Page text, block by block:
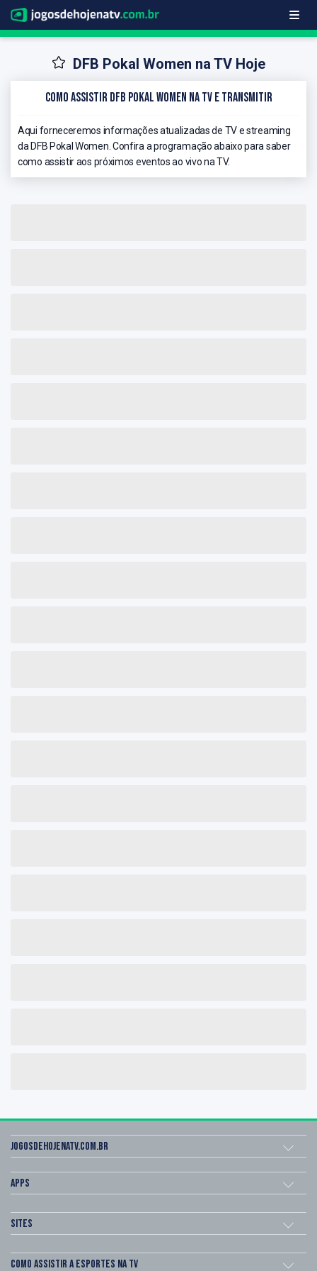
DFB Pokal Women na TV Hoje
Como Assistir DFB Pokal Women na TV e Transmitir
Aqui forneceremos informações atualizadas de TV e streaming
da DFB Pokal Women. Confira a programação abaixo para saber
como assistir aos próximos eventos ao vivo na TV.
Jogosdehojenatv.com.br
Apps
Sites
Como assistir a esportes na TV